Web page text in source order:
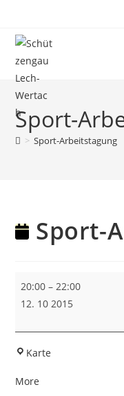
springen
Sport-
> Sport-Arbeitstagung
Sport-
Sport-
Arbeitstagung
20:00 –22:00
12. 10 2015
Karte
More